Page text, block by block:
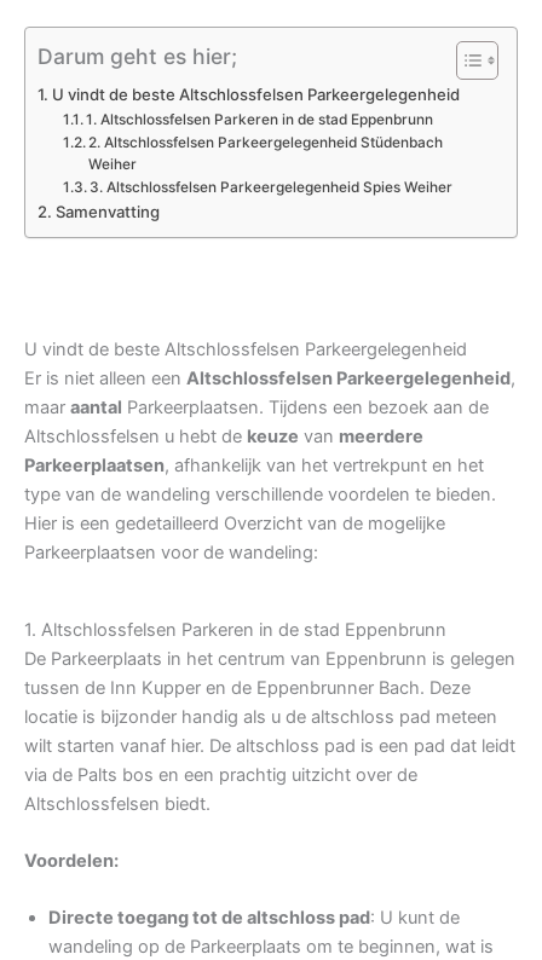
Darum geht es hier;
U vindt de beste Altschlossfelsen Parkeergelegenheid
1. Altschlossfelsen Parkeren in de stad Eppenbrunn
2. Altschlossfelsen Parkeergelegenheid Stüdenbach
Weiher
3. Altschlossfelsen Parkeergelegenheid Spies Weiher
Samenvatting
U vindt de beste Altschlossfelsen Parkeergelegenheid
Er is niet alleen een Altschlossfelsen Parkeergelegenheid,
maar aantal Parkeerplaatsen. Tijdens een bezoek aan de
Altschlossfelsen u hebt de keuze van meerdere
Parkeerplaatsen, afhankelijk van het vertrekpunt en het
type van de wandeling verschillende voordelen te bieden.
Hier is een gedetailleerd Overzicht van de mogelijke
Parkeerplaatsen voor de wandeling:
1. Altschlossfelsen Parkeren in de stad Eppenbrunn
De Parkeerplaats in het centrum van Eppenbrunn is gelegen
tussen de Inn Kupper en de Eppenbrunner Bach. Deze
locatie is bijzonder handig als u de altschloss pad meteen
wilt starten vanaf hier. De altschloss pad is een pad dat leidt
via de Palts bos en een prachtig uitzicht over de
Altschlossfelsen biedt.
Voordelen:
Directe toegang tot de altschloss pad: U kunt de
wandeling op de Parkeerplaats om te beginnen, wat is